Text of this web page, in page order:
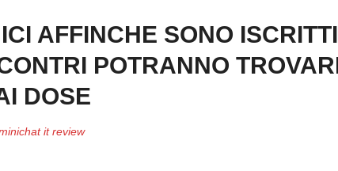
AFFINCHE SONO
POTRANNO
DOSE
it review